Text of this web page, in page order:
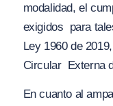
modalidad, el
exigidos para
Ley 1960 de
Circular Externa
En cuanto al